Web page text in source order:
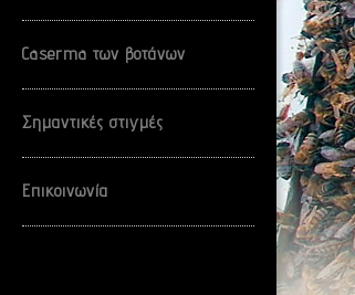
Caserma των βοτάνων
Σημαντικές στιγμές
Επικοινωνία